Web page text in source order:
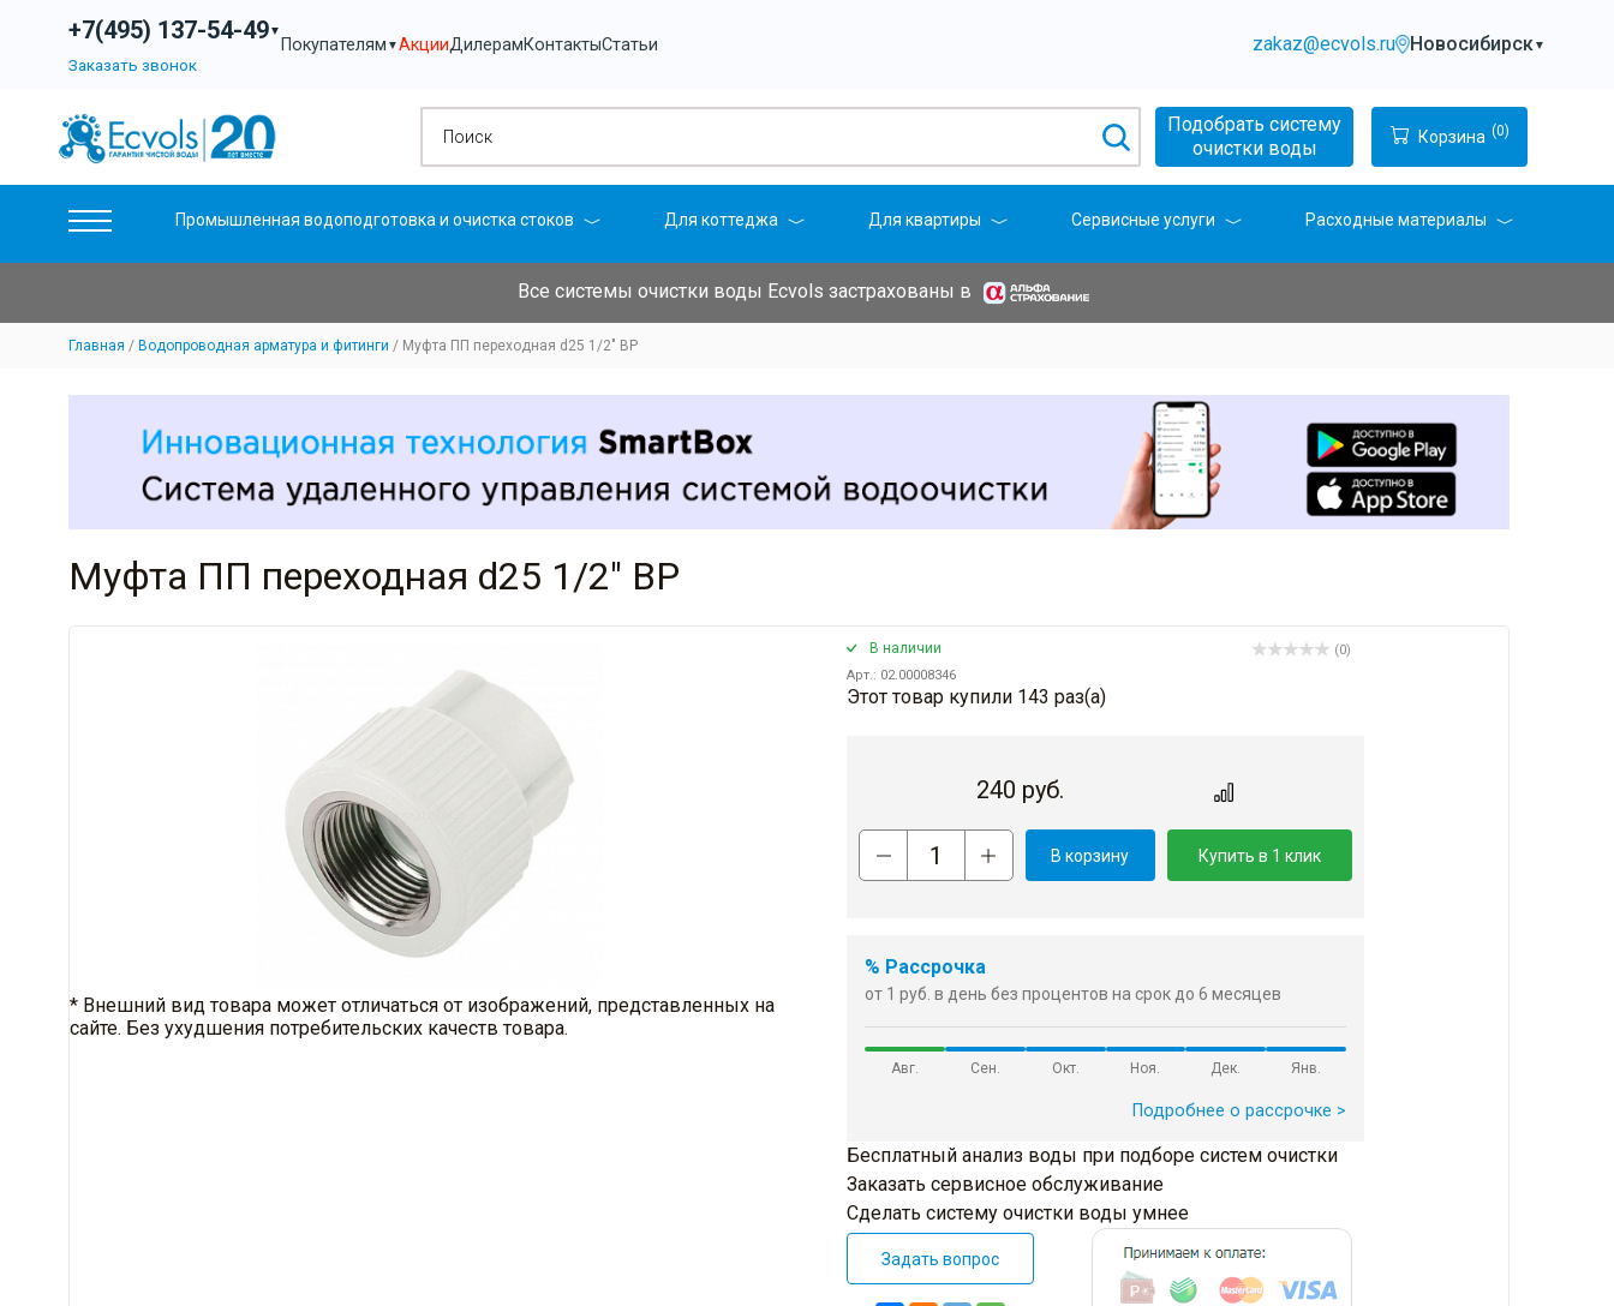
+7(495) 137-54-49▼
Заказать звонок
Покупателям ▼АкцииДилерамКонтактыСтатьи zakaz@ecvols.ru Новосибирск▼
Подобрать систему
очистки воды
Корзина (0)
Промышленная водоподготовка и очистка стоков Для коттеджа Для квартиры Сервисные услуги Расходные материалы
Все системы очистки воды Ecvols застрахованы в
Главная Водопроводная арматура и фитинги Муфта ПП переходная d25 1/2" ВР
Муфта ПП переходная d25 1/2" ВР
* Внешний вид товара может отличаться от изображений, представленных на
сайте. Без ухудшения потребительских качеств товара.
В наличии
Арт.: 02.00008346
(0)
Этот товар купили 143 раз(a)
240 руб.
В корзину Купить в 1 клик
% Рассрочка
от 1 руб. в день без процентов на срок до 6 месяцев
Авг. Сен. Окт. Ноя. Дек. Янв.
Подробнее о рассрочке >
Бесплатный анализ воды при подборе систем очистки
Заказать сервисное обслуживание
Сделать систему очистки воды умнее
Задать вопрос